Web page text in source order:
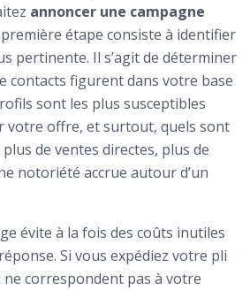
annoncer une campagne
première étape consiste à identifier
pertinente. Il s’agit de déterminer
contacts figurent dans votre base
sont les plus susceptibles
votre offre, et surtout, quels sont
de ventes directes, plus de
notoriété accrue autour d’un
évite à la fois des coûts inutiles
Si vous expédiez votre pli
correspondent pas à votre